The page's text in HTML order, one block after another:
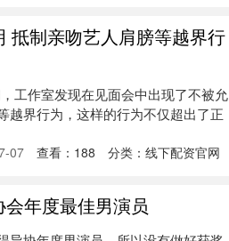
抵制亲吻艺人肩膀等越界行
工作室发现在见面会中出现了不被允
越界行为，这样的行为不仅超出了正
07 查看： 188 分类： 线下配资官网
年度最佳男演员